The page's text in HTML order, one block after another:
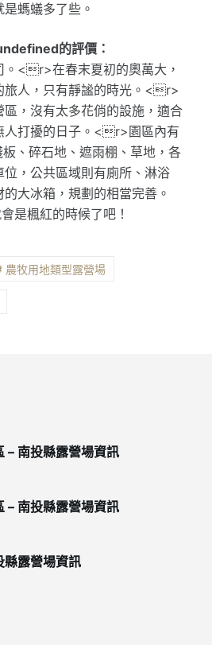
螞蟻多了些。
的評價：
。<r>在春末夏初的奧萬大，
旅人，只有靜謐的時光。<r>
，沒有太多花俏的設施，適合
人打擾的日子。<r>園區內有
、碎石地、遮雨棚、草地，各
，公共區域則有廁所、淋浴
大冰箱，規劃的相當完善。
是楓紅的時候了吧！
農牧用地類型露營場
– 南投縣露營場資訊
– 南投縣露營場資訊
縣露營場資訊